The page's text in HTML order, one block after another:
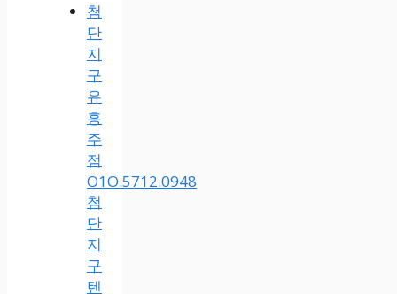
첨
단
지
구
유
흥
주
점
O1O.5712.0948
첨
단
지
구
텐